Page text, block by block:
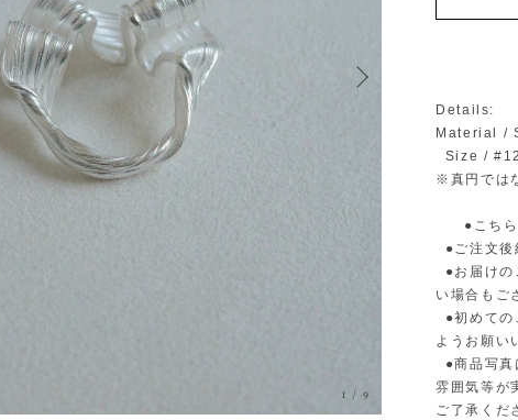
1 /9
Details:
Material /
Size /
※真円では
●こちら
●ご注文後
●お届けの
い場合もご
●初めての
ようお願い
●商品写真
雰囲気等が
ご了承くだ